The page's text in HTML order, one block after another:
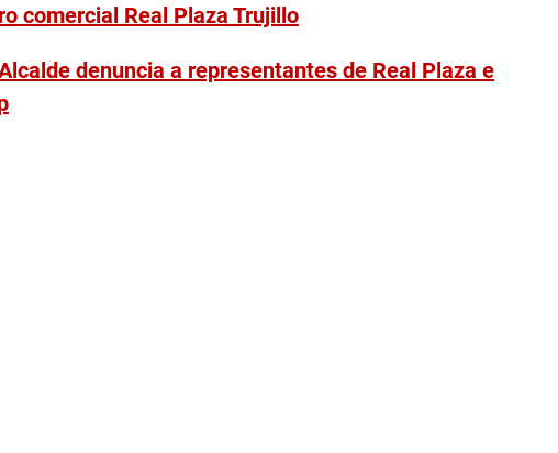
comercial Real Plaza Trujillo
denuncia a representantes de Real Plaza e